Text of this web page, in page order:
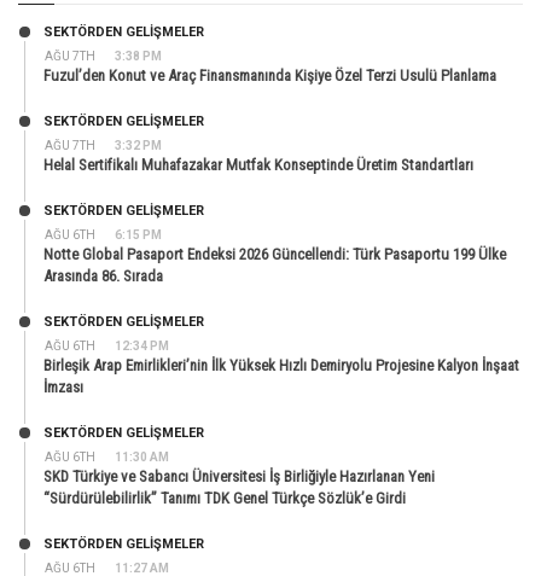
AĞU 7TH 3:38 PM
SEKTÖRDEN GELIŞMELER
Fuzul’den Konut ve Araç Finansmanında Kişiye Özel Terzi Usulü Planlama
AĞU 7TH 3:32 PM
SEKTÖRDEN GELIŞMELER
Helal Sertifikalı Muhafazakar Mutfak Konseptinde Üretim Standartları
AĞU 6TH 6:15 PM
SEKTÖRDEN GELIŞMELER
Notte Global Pasaport Endeksi 2026 Güncellendi: Türk Pasaportu 199 Ülke
Arasında 86. Sırada
AĞU 6TH 12:34 PM
SEKTÖRDEN GELIŞMELER
Birleşik Arap Emirlikleri’nin İlk Yüksek Hızlı Demiryolu Projesine Kalyon İnşaat
İmzası
AĞU 6TH 11:30 AM
SEKTÖRDEN GELIŞMELER
SKD Türkiye ve Sabancı Üniversitesi İş Birliğiyle Hazırlanan Yeni
“Sürdürülebilirlik” Tanımı TDK Genel Türkçe Sözlük’e Girdi
AĞU 6TH 11:27 AM
SEKTÖRDEN GELIŞMELER